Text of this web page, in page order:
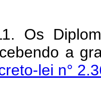
Os
a
lei n°